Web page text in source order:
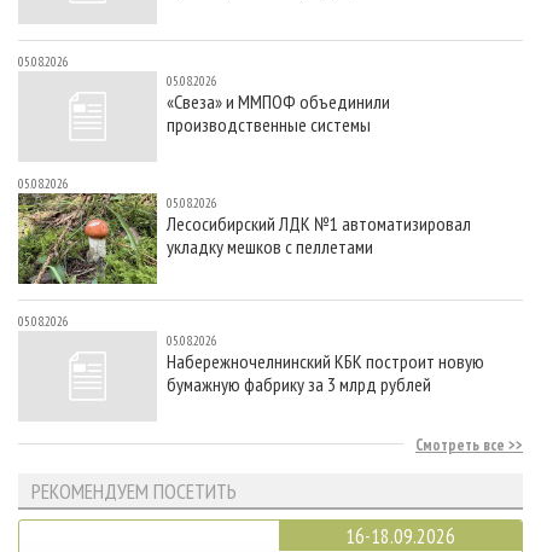
05.08.2026
05.08.2026
«Свеза» и ММПОФ объединили
производственные системы
05.08.2026
05.08.2026
Лесосибирский ЛДК №1 автоматизировал
укладку мешков с пеллетами
05.08.2026
05.08.2026
Набережночелнинский КБК построит новую
бумажную фабрику за 3 млрд рублей
Смотреть все
РЕКОМЕНДУЕМ ПОСЕТИТЬ
16-18.09.2026